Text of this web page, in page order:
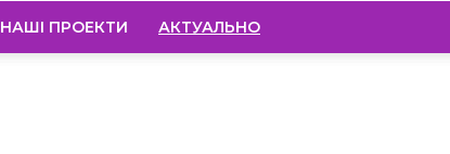
НАШІ ПРОЕКТИ АКТУАЛЬНО